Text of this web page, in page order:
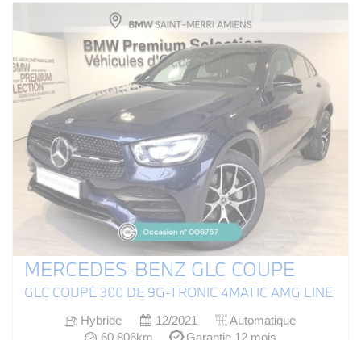
MERCEDES-BENZ GLC COUPE
GLC COUPÉ 300 DE 9G-TRONIC 4MATIC AMG LINE
Hybride 12/2021
Automatique